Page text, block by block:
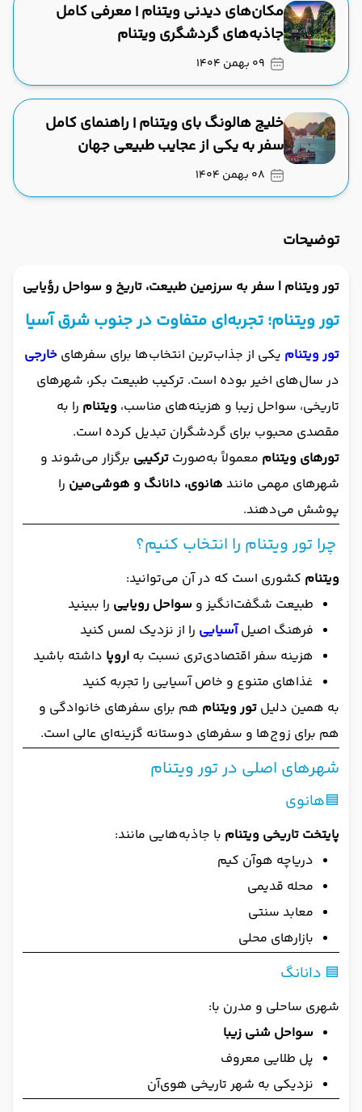
مکان‌های دیدنی ویتنام | معرفی کامل
جاذبه‌های گردشگری ویتنام
09 بهمن 1404
خلیج هالونگ بای ویتنام | راهنمای کامل
سفر به یکی از عجایب طبیعی جهان
08 بهمن 1404
توضیحات
تور ویتنام | سفر به سرزمین طبیعت، تاریخ و سواحل رؤیایی
تور ویتنام؛ تجربه‌ای متفاوت در جنوب شرق آسیا
تور ویتنام یکی از جذاب‌ترین انتخاب‌ها برای سفرهای خارجی
در سال‌های اخیر بوده است. ترکیب طبیعت بکر، شهرهای
تاریخی، سواحل زیبا و هزینه‌های مناسب، ویتنام را به
مقصدی محبوب برای گردشگران تبدیل کرده است.
تورهای ویتنام معمولاً به‌صورت ترکیبی برگزار می‌شوند و
شهرهای مهمی مانند هانوی، دانانگ و هوشی‌مین را
پوشش می‌دهند.
چرا تور ویتنام را انتخاب کنیم؟
ویتنام کشوری است که در آن می‌توانید:
طبیعت شگفت‌انگیز و سواحل رویایی را ببینید
فرهنگ اصیلآسیایی را از نزدیک لمس کنید
هزینه سفر اقتصادی‌تری نسبت به اروپا داشته باشید
غذاهای متنوع و خاص آسیایی را تجربه کنید
به همین دلیل تور ویتنام هم برای سفرهای خانوادگی و
هم برای زوج‌ها و سفرهای دوستانه گزینه‌ای عالی است.
شهرهای اصلی در تور ویتنام
🟦هانوی
پایتخت تاریخی ویتنام با جاذبه‌هایی مانند:
دریاچه هوآن کیم
محله قدیمی
معابد سنتی
بازارهای محلی
🟦 دانانگ
شهری ساحلی و مدرن با:
سواحل شنی زیبا
پل طلایی معروف
نزدیکی به شهر تاریخی هوی‌آن